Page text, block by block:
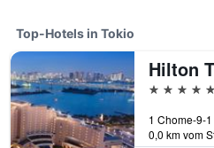
Top-Hotels in Tokio
5 Sterne
0,0 km vom